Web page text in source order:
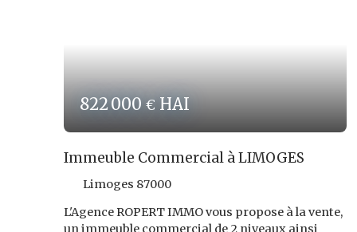
822 000€HAI
Immeuble Commercial à LIMOGES
Limoges 87000
L'Agence ROPERT IMMO vous propose à la vente,
un immeuble commercial de 2 niveaux ainsi